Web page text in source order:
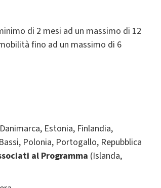
di 2 mesi ad un massimo di 12
fino ad un massimo di 6
Estonia, Finlandia,
Polonia, Portogallo, Repubblica
al Programma (Islanda,